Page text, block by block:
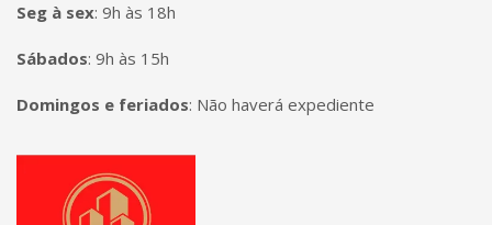
Seg à sex: 9h às 18h
Sábados: 9h às 15h
Domingos e feriados: Não haverá expediente
Página inicial